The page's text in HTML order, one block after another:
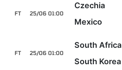
25/06 01:00
FT
Czechia
Mexico
25/06 01:00
FT
South Africa
South Korea